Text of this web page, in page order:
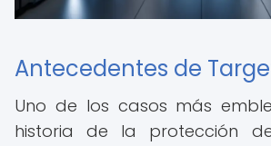
Antecedentes de
Uno de los casos más
historia de la protección